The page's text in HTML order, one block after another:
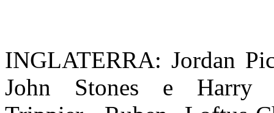
INGLATERRA: Jordan
John Stones e Harry